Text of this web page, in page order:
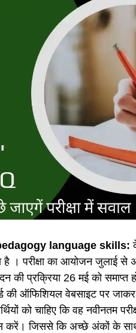
language skills:
। परीक्षा का आयोजन जुलाई
की प्रक्रिया 26 मई को समाप्त
की ऑफिशियल वेबसाइट पर
को चाहिए कि वह नवीनतम
करें। जिससे कि अच्छे अंकों के